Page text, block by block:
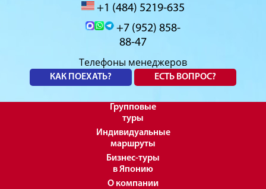
+1 (484) 5219-635
+7 (952) 858-
88-47
Телефоны менеджеров
КАК ПОЕХАТЬ? ЕСТЬ ВОПРОС?
Групповые
туры
Индивидуальные
маршруты
Бизнес-туры
в Японию
О компании